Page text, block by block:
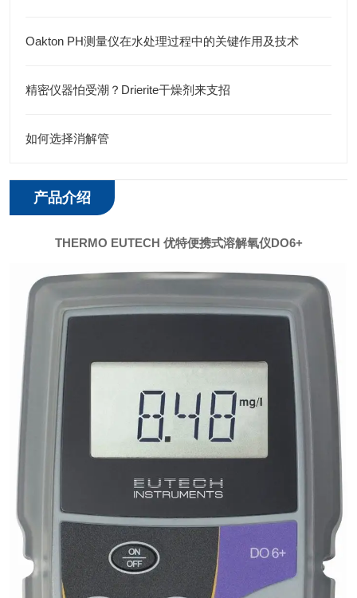
Oakton PH测量仪在水处理过程中的关键作用及技术
精密仪器怕受潮？Drierite干燥剂来支招
如何选择消解管
产品介绍
THERMO EUTECH 优特便携式溶解氧仪DO6+